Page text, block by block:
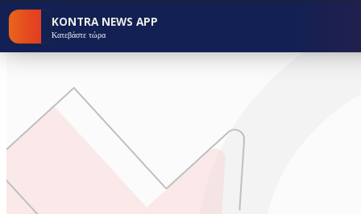
KONTRA NEWS APP
Κατεβάστε τώρα